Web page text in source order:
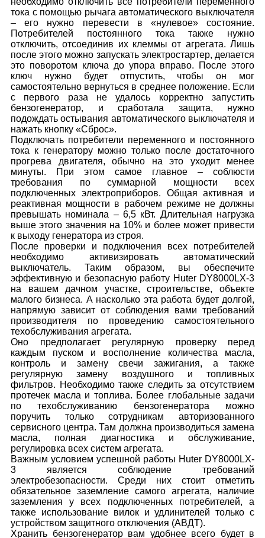
тока с помощью рычага автоматического выключателя
– его нужно перевести в «нулевое» состояние.
Потребителей постоянного тока также нужно
отключить, отсоединив их клеммы от агрегата. Лишь
после этого можно запускать электростартер, делается
это поворотом ключа до упора вправо. После этого
ключ нужно будет отпустить, чтобы он мог
самостоятельно вернуться в среднее положение. Если
с первого раза не удалось корректно запустить
бензогенератор, и сработала защита, нужно
подождать остывания автоматического выключателя и
нажать кнопку «Сброс».
Подключать потребители переменного и постоянного
тока к генератору можно только после достаточного
прогрева двигателя, обычно на это уходит менее
минуты. При этом самое главное – соблюсти
требования по суммарной мощности всех
подключенных электроприборов. Общая активная и
реактивная мощности в рабочем режиме не должны
превышать номинала – 6,5 кВт. Длительная нагрузка
выше этого значения на 10% и более может привести
к выходу генератора из строя.
После проверки и подключения всех потребителей
необходимо активизировать автоматический
выключатель. Таким образом, вы обеспечите
эффективную и безопасную работу Huter DY8000LX-3
на вашем дачном участке, строительстве, объекте
малого бизнеса. А насколько эта работа будет долгой,
напрямую зависит от соблюдения вами требований
производителя по проведению самостоятельного
техобслуживания агрегата.
Оно предполагает регулярную проверку перед
каждым пуском и восполнение количества масла,
контроль и замену свечи зажигания, а также
регулярную замену воздушного и топливных
фильтров. Необходимо также следить за отсутствием
протечек масла и топлива. Более глобальные задачи
по техобслуживанию бензогенератора можно
поручить только сотрудникам авторизованного
сервисного центра. Там должна производиться замена
масла, полная диагностика и обслуживание,
регулировка всех систем агрегата.
Важным условием успешной работы Huter DY8000LX-
3 является соблюдение требований
электробезопасности. Среди них стоит отметить
обязательное заземление самого агрегата, наличие
заземления у всех подключенных потребителей, а
также использование вилок и удлинителей только с
устройством защитного отключения (АВДТ).
Хранить бензогенератор вам удобнее всего будет в